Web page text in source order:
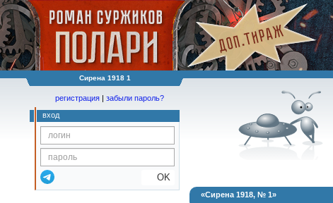
Сирена 1918 1
регистрация | забыли пароль?
вход
OK
«Сирена 1918, № 1»